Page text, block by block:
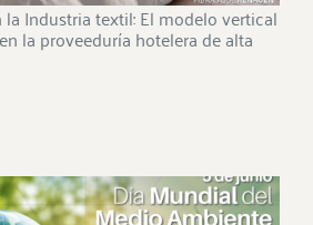
Industria textil: El modelo vertical
la proveeduría hotelera de alta